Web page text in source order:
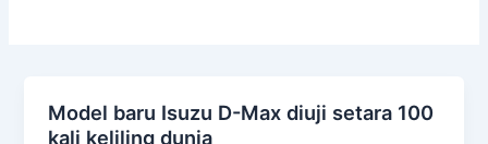
Model baru Isuzu D-Max diuji setara 100
kali keliling dunia
Model
baru